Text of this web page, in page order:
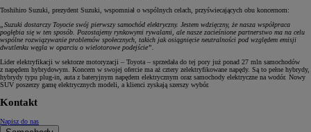
Toshihiro Suzuki, prezydent Suzuki, wspomniał o wspólnych celach, przyświecających obu koncernom:
„Suzuki dostarczy Toyocie swój pierwszy samochód elektryczny. Jestem wdzięczny, że nasza współpraca
pogłębia się w ten sposób. Pozostajemy rynkowymi rywalami, ale nasze zacieśnione partnerstwo ma na celu
wspólne rozwiązywanie problemów społecznych, takich jak osiągnięcie neutralności pod względem emisji
dwutlenku węgla w oparciu o wielotorowe podejście”.
Lider elektryfikacji w sektorze motoryzacji – Toyota – sprzedała do tej pory już ponad 27 mln samochodów
z napędem hybrydowym. Koncern w swojej ofercie ma aż cztery zelektryfikowane napędy. Są to pełne hybrydy,
hybrydy typu plug-in, auta z bateryjnym napędem elektrycznym oraz samochody elektryczne na wodór. Nowy
SUV poszerzy gamę elektrycznych modeli, a klienci zyskają szerszy wybór.
Kontakt
Napisz do nas